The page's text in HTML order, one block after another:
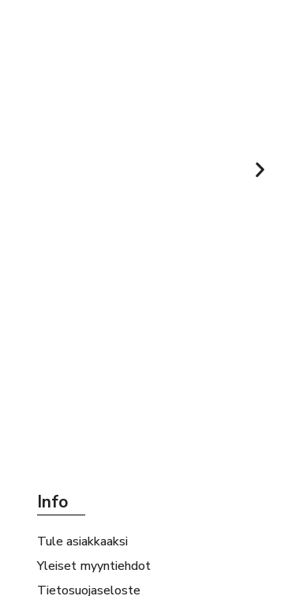
Info
Tule asiakkaaksi
Yleiset myyntiehdot
Tietosuojaseloste